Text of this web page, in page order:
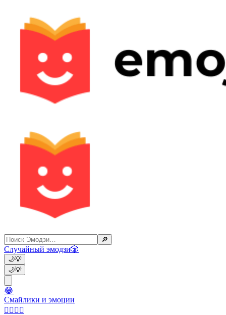
🔎
Случайный эмодзи🎲
🌙💡
🌙💡
😂
Смайлики и эмоции
👩‍❤️‍💋‍👨